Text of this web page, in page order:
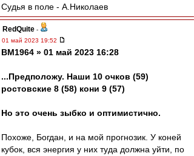
Судья в поле - А.Николаев
RedQuite -
01 май 2023 19:52
BM1964 » 01 май 2023 16:28
...Предположу. Наши 10 очков (59)
ростовские 8 (58) кони 9 (57)
Но это очень зыбко и оптимистично.
Похоже, Богдан, и на мой прогнозик. У коней
кубок, вся энергия у них туда должна уйти, по